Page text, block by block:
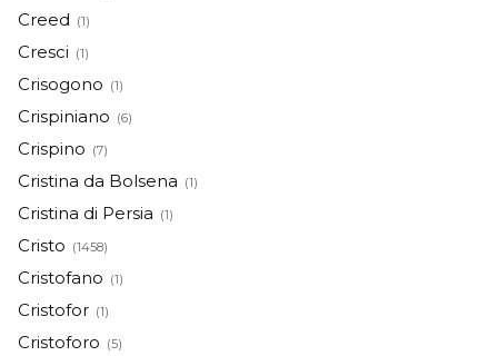
Creed (1)
Cresci (1)
Crisogono (1)
Crispiniano (6)
Crispino (7)
Cristina da Bolsena (1)
Cristina di Persia (1)
Cristo (1458)
Cristofano (1)
Cristofor (1)
Cristoforo (5)